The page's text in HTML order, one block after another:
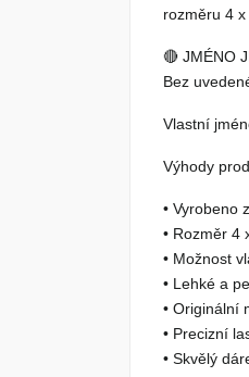
rozměru4 x
🔴JMÉNO
Bez
Vlastní
Výhody
• Vyrobeno
• Rozměr4
• Možnost
• Lehké a
• Originální
• Precizní
• Skvělý